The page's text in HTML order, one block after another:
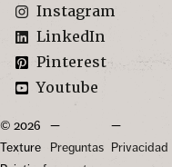
Instagram
LinkedIn
Pinterest
Youtube
© 2026
Texture
Preguntas Privacidad